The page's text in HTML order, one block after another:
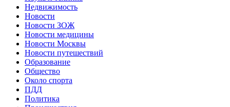
Недвижимость
Новости
Новости ЗОЖ
Новости медицины
Новости Москвы
Новости путешествий
Образование
Общество
Около спорта
ПДД
Политика